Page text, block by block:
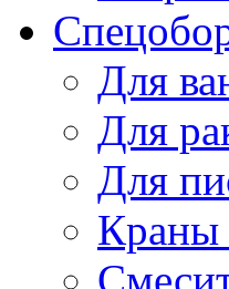
Для
Для
Для
Краны